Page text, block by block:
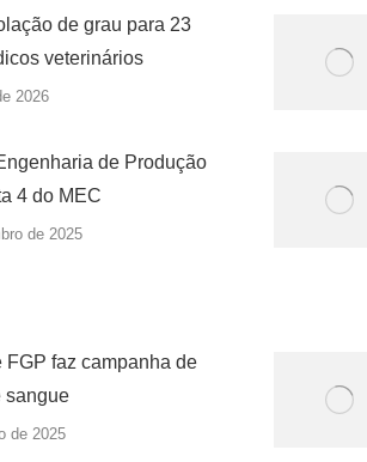
de grau para 23
veterinários
2026
de Produção
4 do MEC
de 2025
FGP faz campanha de
sangue
de 2025